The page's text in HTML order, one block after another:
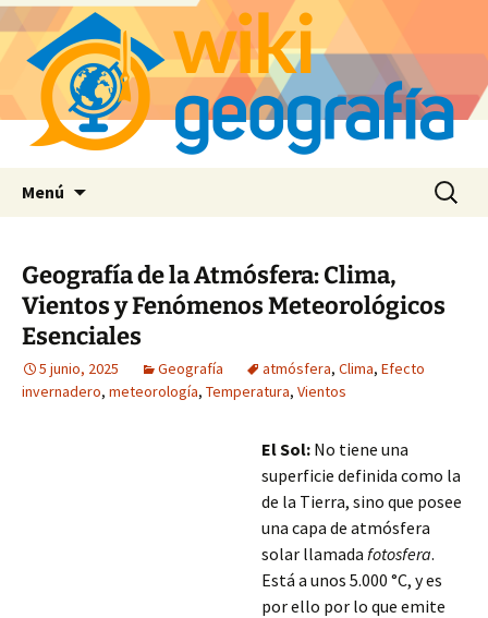
Menú Buscar:
Geografía de la Atmósfera: Clima,
Vientos y Fenómenos Meteorológicos
Esenciales
5 junio, 2025 Geografía atmósfera, Clima, Efecto
invernadero, meteorología, Temperatura, Vientos
El Sol: No tiene una
superficie definida como la
de la Tierra, sino que posee
una capa de atmósfera
solar llamada fotosfera.
Está a unos 5.000 °C, y es
por ello por lo que emite